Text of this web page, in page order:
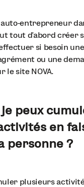
entrepreneur
tout d’abord créer
si besoin
ou une
le site NOVA.
je peux
en
personne ?
plusieurs